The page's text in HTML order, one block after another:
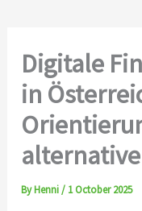
Digitale
in
ByHenni/ 1 October 2025